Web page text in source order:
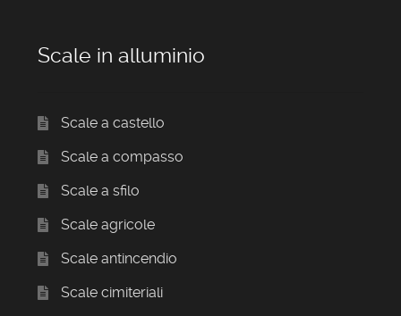
Scale in alluminio
Scale a castello
Scale a compasso
Scale a sfilo
Scale agricole
Scale antincendio
Scale cimiteriali